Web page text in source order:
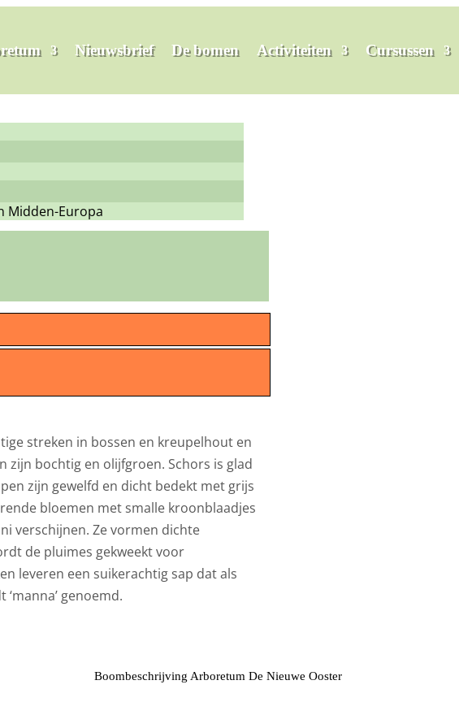
Nieuwsbrief De bomen Activiteiten Cursussen
Midden-Europa
streken in bossen en kreupelhout en
zijn bochtig en olijfgroen. Schors is glad
zijn gewelfd en dicht bedekt met grijs
bloemen met smalle kroonblaadjes
verschijnen. Ze vormen dichte
de pluimes gekweekt voor
leveren een suikerachtig sap dat als
genoemd.
Boombeschrijving Arboretum De Nieuwe Ooster